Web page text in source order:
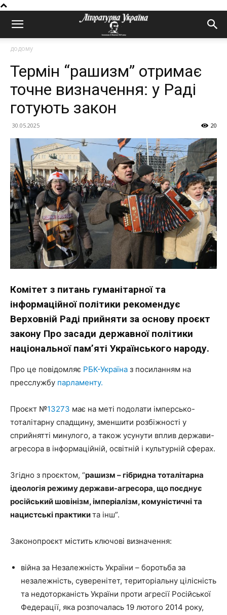
додому
Термін “рашизм” отримає
точне визначення: у Раді
готують закон
30.05.2025 20
Комітет з питань гуманітарної та
інформаційної політики рекомендує
Верховній Раді прийняти за основу проєкт
закону Про засади державної політики
національної пам’яті Українського народу.
Про це повідомляє РБК-Україна з посиланням на
пресслужбу парламенту.
Проєкт №13273 має на меті подолати імперсько-
тоталітарну спадщину, зменшити розбіжності у
сприйнятті минулого, а також усунути вплив держави-
агресора в інформаційній, освітній і культурній сферах.
Згідно з проєктом, “рашизм – гібридна тоталітарна
ідеологія режиму держави-агресора, що поєднує
російський шовінізм, імперіалізм, комуністичні та
нацистські практикита інш”.
Законопроєкт містить ключові визначення:
війна за Незалежність України – боротьба за
незалежність, суверенітет, територіальну цілісність
та недоторканість України проти агресії Російської
Федерації, яка розпочалась 19 лютого 2014 року,